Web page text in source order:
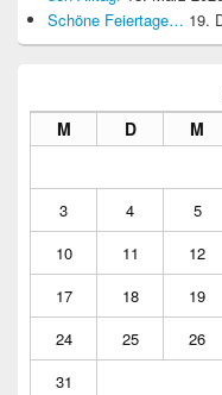
Schöne Feiertage… 19.
M D M
3
4 5
10
11 12
17
18 19
24
25 26
31